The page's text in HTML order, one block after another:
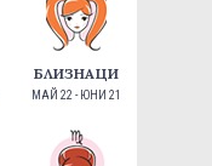
БЛИЗНАЦИ
МАЙ 22 - ЮНИ 21